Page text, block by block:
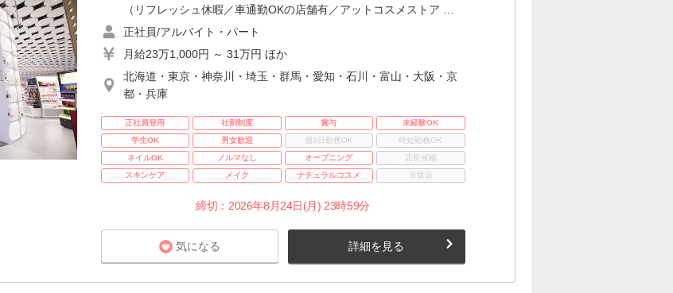
（リフレッシュ休暇／車通勤OKの店舗有／アットコスメストア …
正社員/アルバイト・パート
月給23万1,000円 ～ 31万円 ほか
北海道・東京・神奈川・埼玉・群馬・愛知・石川・富山・大阪・京
都・兵庫
正社員登用 社割制度 賞与
未経験OK
学生OK
男女歓迎 週3日勤務OK
時短勤務OK
ネイルOK
ノルマなし オープニング
店長候補
スキンケア
メイク ナチュラルコスメ 百貨店
締切：2026年8月24日(月) 23時59分
気になる 詳細を見る